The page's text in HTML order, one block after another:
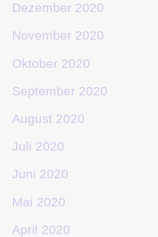
Dezember 2020
November 2020
Oktober 2020
September 2020
August 2020
Juli 2020
Juni 2020
Mai 2020
April 2020